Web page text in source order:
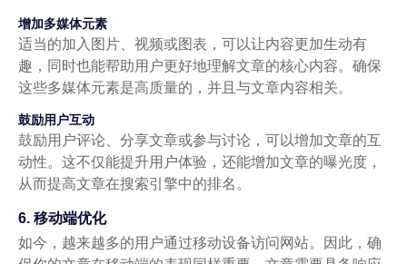
增加多媒体元素
适当的加入图片、视频或图表，可以让内容更加生动有
趣，同时也能帮助用户更好地理解文章的核心内容。确保
这些多媒体元素是高质量的，并且与文章内容相关。
鼓励用户互动
鼓励用户评论、分享文章或参与讨论，可以增加文章的互
动性。这不仅能提升用户体验，还能增加文章的曝光度，
从而提高文章在搜索引擎中的排名。
6. 移动端优化
如今，越来越多的用户通过移动设备访问网站。因此，确